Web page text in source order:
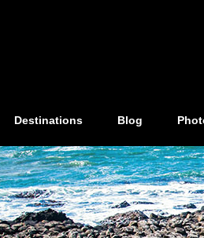
Destinations Blog